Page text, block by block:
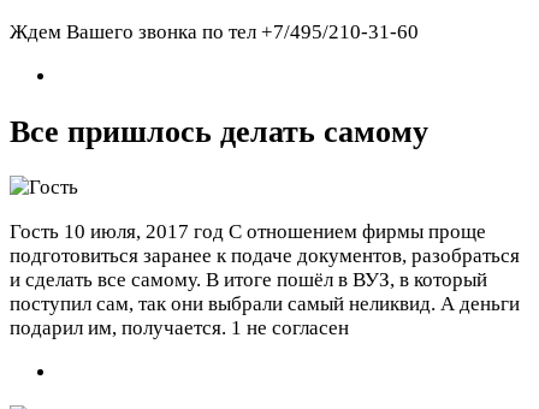
Ждем Вашего звонка по тел +7/495/210-31-60
Все пришлось делать самому
Гость 10 июля, 2017 год С отношением фирмы проще
подготовиться заранее к подаче документов, разобраться
и сделать все самому. В итоге пошёл в ВУЗ, в который
поступил сам, так они выбрали самый неликвид. А деньги
подарил им, получается. 1 не согласен